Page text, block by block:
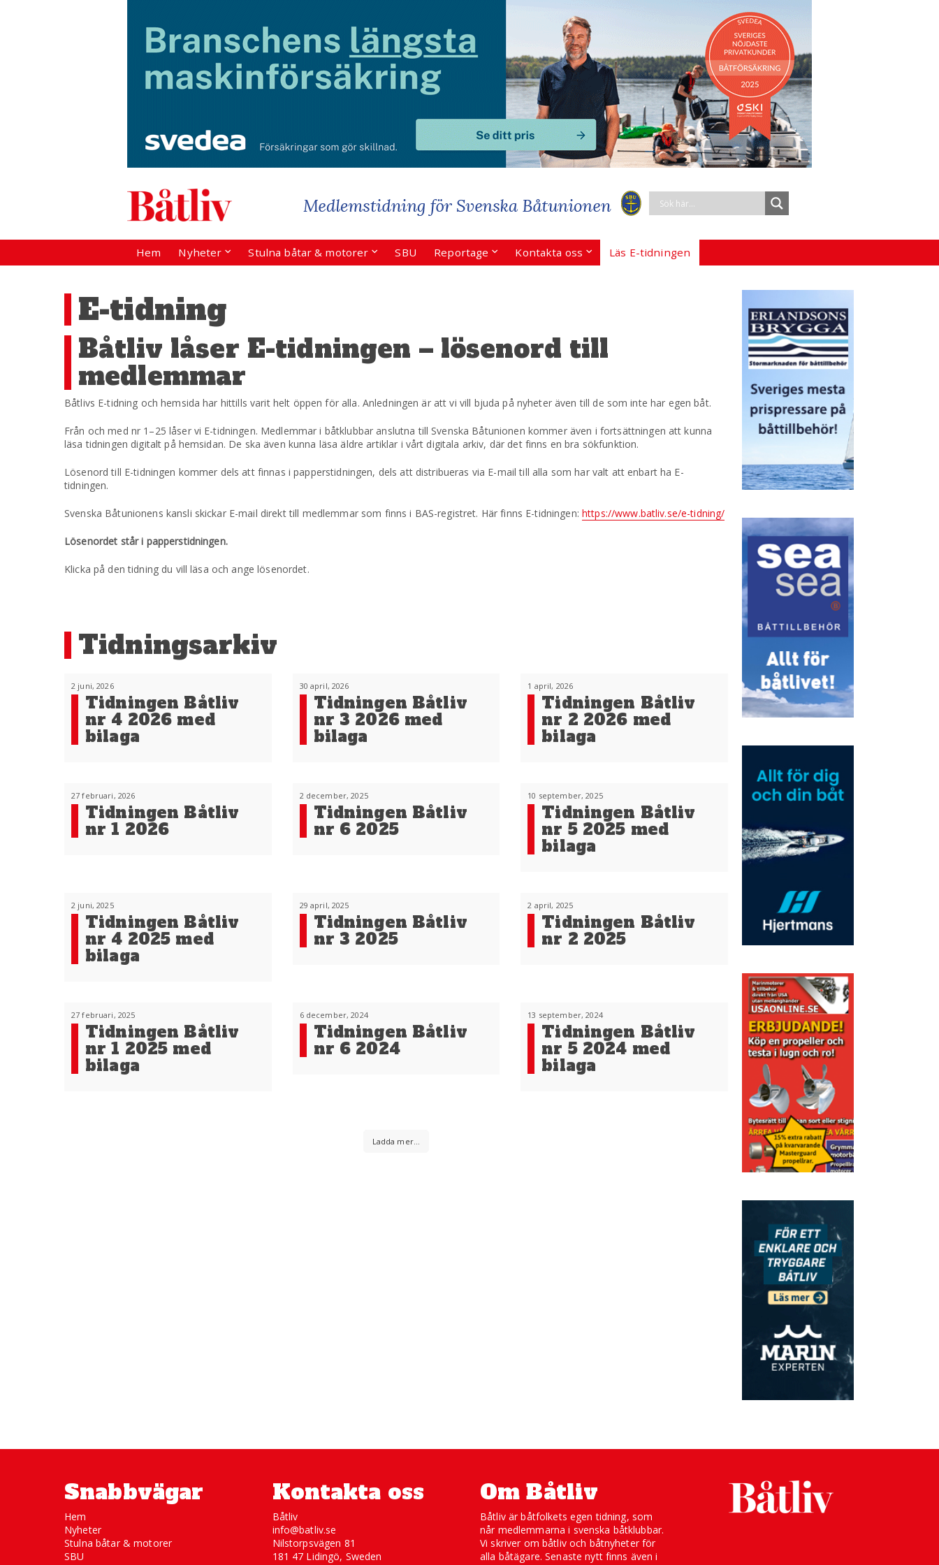
Hem Nyheter Stulna båtar & motorer SBU Reportage Kontakta oss Läs E-tidningen
E-tidning
Båtliv låser E-tidningen – lösenord till
medlemmar
Båtlivs E-tidning och hemsida har hittills varit helt öppen för alla. Anledningen är att vi vill bjuda på nyheter även till de som inte har egen båt.
Från och med nr 1–25 låser vi E-tidningen. Medlemmar i båtklubbar anslutna till Svenska Båtunionen kommer även i fortsättningen att kunna
läsa tidningen digitalt på hemsidan. De ska även kunna läsa äldre artiklar i vårt digitala arkiv, där det finns en bra sökfunktion.
Lösenord till E-tidningen kommer dels att finnas i papperstidningen, dels att distribueras via E-mail till alla som har valt att enbart ha E-
tidningen.
Svenska Båtunionens kansli skickar E-mail direkt till medlemmar som finns i BAS-registret. Här finns E-tidningen: https://www.batliv.se/e-tidning/
Lösenordet står i papperstidningen.
Klicka på den tidning du vill läsa och ange lösenordet.
Tidningsarkiv
2 juni, 2026
Tidningen Båtliv
nr 4 2026 med
bilaga
30 april, 2026
Tidningen Båtliv
nr 3 2026 med
bilaga
1 april, 2026
Tidningen Båtliv
nr 2 2026 med
bilaga
27 februari, 2026
Tidningen Båtliv
nr 1 2026
2 december, 2025
Tidningen Båtliv
nr 6 2025
10 september, 2025
Tidningen Båtliv
nr 5 2025 med
bilaga
2 juni, 2025
Tidningen Båtliv
nr 4 2025 med
bilaga
29 april, 2025
Tidningen Båtliv
nr 3 2025
2 april, 2025
Tidningen Båtliv
nr 2 2025
27 februari, 2025
Tidningen Båtliv
nr 1 2025 med
bilaga
6 december, 2024
Tidningen Båtliv
nr 6 2024
13 september, 2024
Tidningen Båtliv
nr 5 2024 med
bilaga
Ladda mer...
Snabbvägar
Hem
Nyheter
Stulna båtar & motorer
SBU
Kontakta oss
Båtliv
info@batliv.se
Nilstorpsvägen 81
181 47 Lidingö, Sweden
Om Båtliv
Båtliv är båtfolkets egen tidning, som
når medlemmarna i svenska båtklubbar.
Vi skriver om båtliv och båtnyheter för
alla båtägare. Senaste nytt finns även i